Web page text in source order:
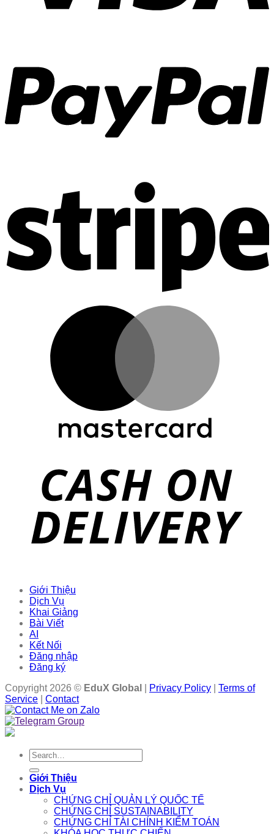
Giới Thiệu
Dịch Vụ
Khai Giảng
Bài Viết
AI
Kết Nối
Đăng nhập
Đăng ký
Copyright 2026 © EduX Global Privacy Policy
Terms of
Service
Contact
Search
for:
Giới Thiệu
Dịch Vụ
CHỨNG CHỈ QUẢN LÝ QUỐC TẾ
CHỨNG CHỈ SUSTAINABILITY
CHỨNG CHỈ TÀI CHÍNH KIỂM TOÁN